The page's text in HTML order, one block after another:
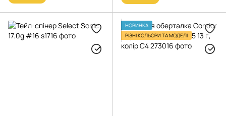
НОВИНКА
РІЗНІ КОЛЬОРИ ТА МОДЕЛІ